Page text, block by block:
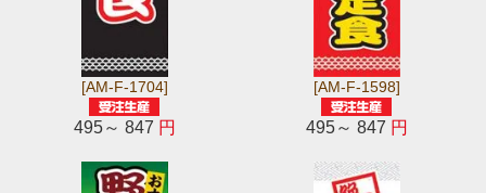
[AM-F-1704]
495～ 847 円
[AM-F-1598]
495～ 847 円